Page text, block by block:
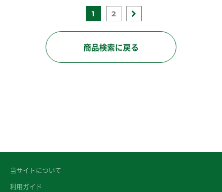
1 2
商品検索に戻る
当サイトについて
利用ガイド